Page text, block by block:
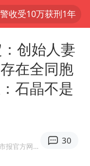
收受10万获刑1年
陈熠被张本美和连扳三局逆转
佛得角门将亮相智利俱乐部主场
深圳地面沉降致车辆损坏系谣言
27岁女子成组织卖淫集团主犯被通缉
创始人妻
在全同胞
石晶不是
·南方都市报官方网易号
30